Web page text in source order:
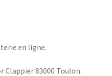
en ligne.
Clappier 83000 Toulon.